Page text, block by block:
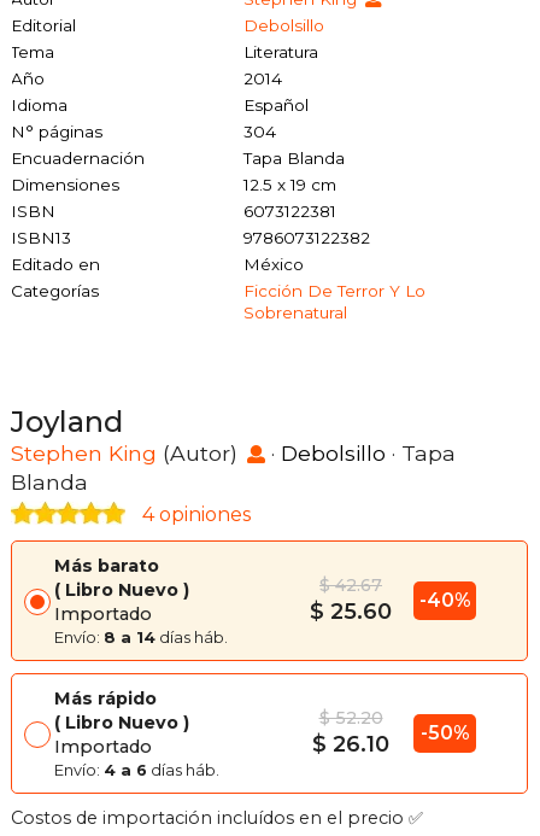
Editorial
Debolsillo
Tema
Literatura
Año
2014
Idioma
Español
N° páginas
304
Encuadernación
Tapa Blanda
Dimensiones
12.5 x 19 cm
ISBN
6073122381
ISBN13
9786073122382
Editado en
México
Categorías
Ficción De Terror Y Lo
Sobrenatural
Joyland
Stephen King (Autor) · Debolsillo · Tapa
Blanda
4 opiniones
Más barato
Libro Nuevo
Importado
Envío: 8 a 14 días háb.
$ 42.67
$ 25.60 -40%
Más rápido
Libro Nuevo
Importado
Envío: 4 a 6 días háb.
$ 52.20
$ 26.10 -50%
Costos de importación incluídos en el precio ✅